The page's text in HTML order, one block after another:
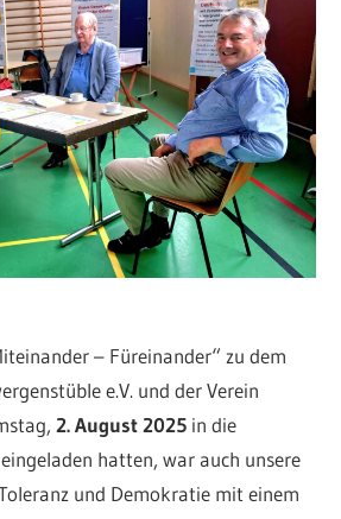
– Füreinander“ zu dem
e.V. und der Verein
2. August 2025 in die
hatten, war auch unsere
und Demokratie mit einem